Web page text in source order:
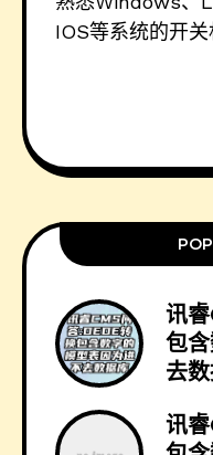
IOS等系统的开关
讯
包
去
讯